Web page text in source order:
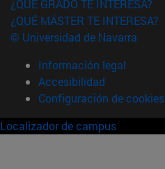
¿QUÉ GRADO TE INTERESA?
¿QUÉ MÁSTER TE INTERESA?
© Universidad de Navarra
Información legal
Accesibilidad
Configuración de cookies
Localizador de campus